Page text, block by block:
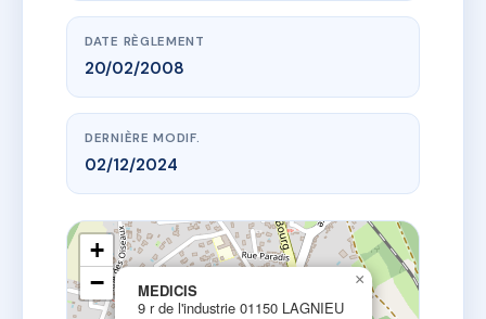
DATE RÈGLEMENT
20/02/2008
DERNIÈRE MODIF.
02/12/2024
MEDICIS
9 r de l'industrie 01150 LAGNIEU
×
+
−